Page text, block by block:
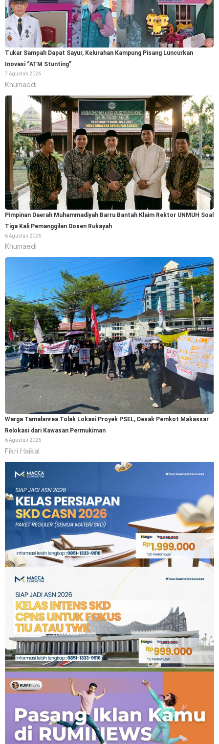
Tukar Sampah Dapat Sayur, Kelurahan Kampung Pisang Luncurkan
Inovasi “ATM Stunting”
7 Agustus 2026
Khumaedi
Pimpinan Daerah Muhammadiyah Barru Bantah Klaim Rektor UNMUH Soal
Tiga Kali Pemanggilan Dosen Rukayah
6 Agustus 2026
Khumaedi
Warga Tamalanrea Tolak Lokasi Proyek PSEL, Desak Pemkot Makassar
Relokasi dari Kawasan Permukiman
6 Agustus 2026
Fikri Haikal